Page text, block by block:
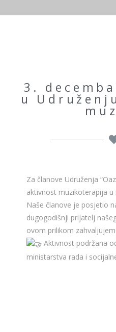
O
3.
u
Za članove Udruženja
aktivnost muzikoterapija
Naše članove je posjetio
dugogodišnji prijatelj
ovom prilikom
Aktivnost podržana
ministarstva rada i